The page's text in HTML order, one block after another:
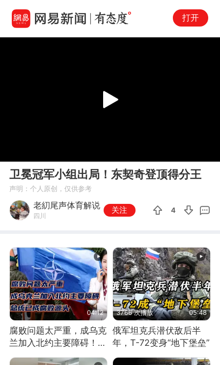
打开
Play
卫冕冠军小组出局！东契奇登顶得分王
声明：个人原创，仅供参考
老糿尾声体育解说
四川
关注 4
04:12
腐败问题太严重，成乌克
兰加入北约主要障碍！总
3766 次播放 05:48
俄军坦克兵潜伏敌后半
年，T-72变身“地下堡垒”